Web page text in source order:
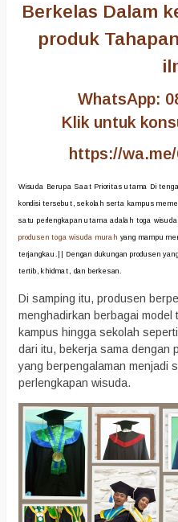
Berkelas Dalam
produk
WhatsApp:
Klik untuk
https://
Wisuda Berupa Saat Prioritas utama Di
kondisi tersebut, sekolah serta kampus
satu perlengkapan utama adalah toga
produsen toga wisuda murah yang mampu
terjangkau.|| Dengan dukungan produsen
tertib, khidmat, dan berkesan.
Di samping itu, produsen
menghadirkan berbagai
kampus hingga sekolah
dari itu, bekerja sama dengan
yang berpengalaman menjadi
perlengkapan wisuda.